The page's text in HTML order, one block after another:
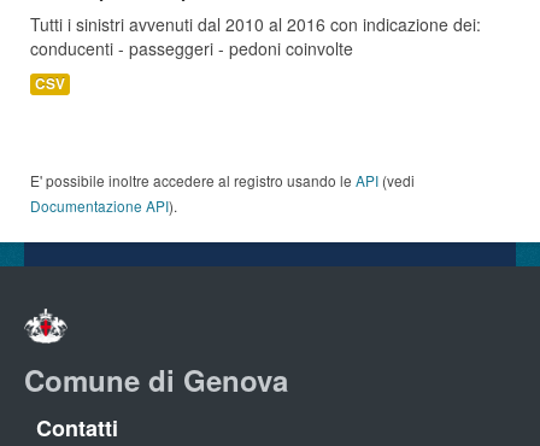
Tutti i sinistri avvenuti dal 2010 al 2016 con indicazione dei:
conducenti - passeggeri - pedoni coinvolte
CSV
E' possibile inoltre accedere al registro usando le API (vedi
Documentazione API).
Comune di Genova
Contatti